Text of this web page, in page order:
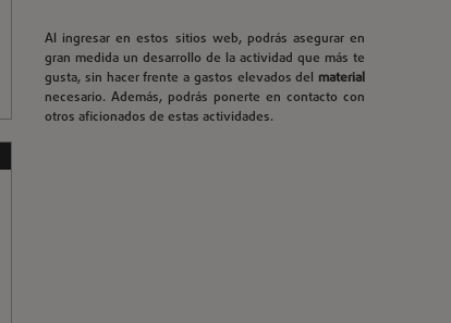
Al ingresar en estos sitios web, podrás asegurar en
gran medida un desarrollo de la actividad que más te
gusta, sin hacer frente a gastos elevados del material
necesario. Además, podrás ponerte en contacto con
otros aficionados de estas actividades.